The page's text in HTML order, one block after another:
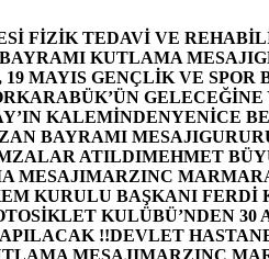
FİZİK TEDAVİ VE
KUTLAMA MESAJI
MAYIS GENÇLİK VE
KARABÜK’ÜN
KALEMİNDENYENİCE
BAYRAMI MESAJI
ATILDIMEHMET
MESAJIMARZINC
KURULU BAŞKANI FERDİ
KULÜBÜ’NDEN 30
!!DEVLET
MESAJIMARZINC